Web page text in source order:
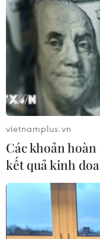
vietnamplus.vn
Các khoản
kết quả kinh